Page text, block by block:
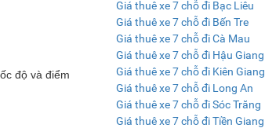
độ và điểm
Giá thuê xe 7 chỗ đi Bạc Liêu
Giá thuê xe 7 chỗ đi Bến Tre
Giá thuê xe 7 chỗ đi Cà Mau
Giá thuê xe 7 chỗ đi Hậu Giang
Giá thuê xe 7 chỗ đi Kiên Giang
Giá thuê xe 7 chỗ đi Long An
Giá thuê xe 7 chỗ đi Sóc Trăng
Giá thuê xe 7 chỗ đi Tiền Giang